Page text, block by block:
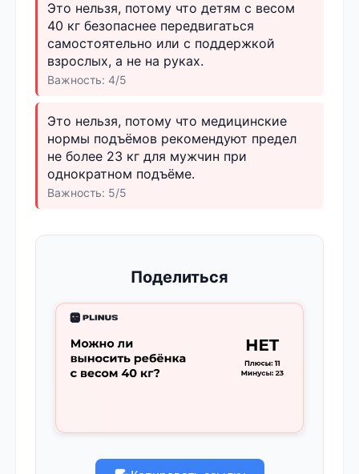
Это нельзя, потому что детям с весом
40 кг безопаснее передвигаться
самостоятельно или с поддержкой
взрослых, а не на руках.
Важность: 4/5
Это нельзя, потому что медицинские
нормы подъёмов рекомендуют предел
не более 23 кг для мужчин при
однократном подъёме.
Важность: 5/5
Поделиться